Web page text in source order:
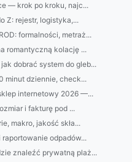
— krok po kroku, najc...
Z: rejestr, logistyka,...
formalności, metraż...
romantyczną kolację ...
dobrać system do gleb...
minut dziennie, check...
internetowy 2026 —...
i fakturę pod ...
makro, jakość skła...
raportowanie odpadów...
znaleźć prywatną plaż...